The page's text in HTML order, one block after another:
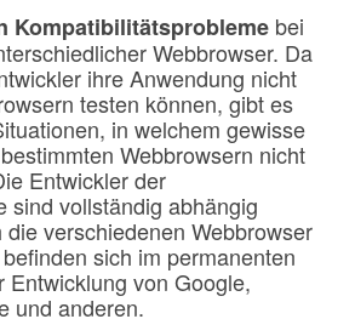
Kompatibilitätsproblemebei
Webbrowser. Da
ihre Anwendung nicht
testen können, gibt es
in welchem gewisse
Webbrowsern nicht
Entwickler der
sind vollständig abhängig
verschiedenen Webbrowser
sich im permanenten
Entwicklung von Google,
und anderen.